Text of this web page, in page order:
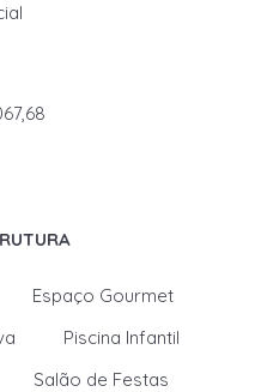
Espaço Gourmet
Piscina Infantil
Salão de Festas